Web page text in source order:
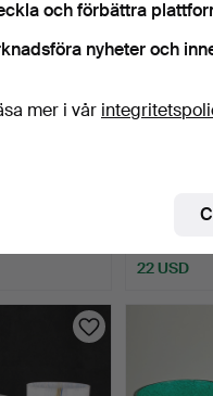
annat
22 USD
och förbättra
nyheter och
mer i vår